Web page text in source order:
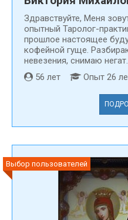
Здравствуйте, Меня
опытный Таролог-
прошлое настоящее
кофейной гуще.
невезения, снимаю
56 лет
Опыт 26
Выбор пользователей